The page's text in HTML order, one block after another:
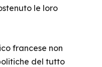
le loro
francese non
del tutto